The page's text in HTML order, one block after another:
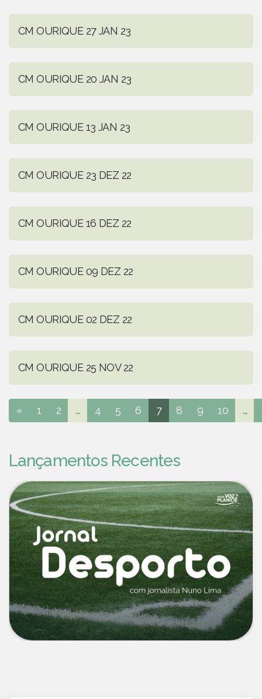
CM OURIQUE 27 JAN 23
CM OURIQUE 20 JAN 23
CM OURIQUE 13 JAN 23
CM OURIQUE 23 DEZ 22
CM OURIQUE 16 DEZ 22
CM OURIQUE 09 DEZ 22
CM OURIQUE 02 DEZ 22
CM OURIQUE 25 NOV 22
« 1 2 ... 4 5 6 7 8 9 10 ...
Lançamentos Recentes